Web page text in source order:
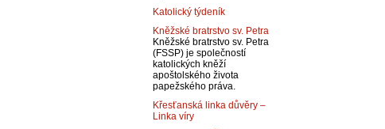
Katolický týdeník
Kněžské bratrstvo sv. Petra
Kněžské bratrstvo sv. Petra
(FSSP) je společností
katolických kněží
apoštolského života
papežského práva.
Křesťanská linka důvěry –
Linka víry